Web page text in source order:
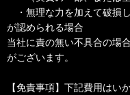
・無理な力を加えて破損
が認められる場合
当社に責の無い不具合の場
がございます。
【免責事項】下記費用はい